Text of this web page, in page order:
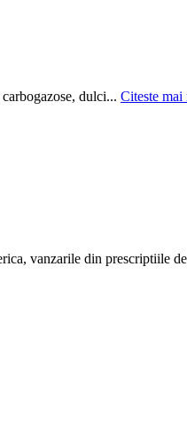
dulci... Citeste mai
vanzarile din prescriptiile